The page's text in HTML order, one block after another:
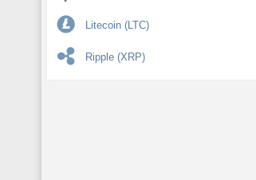
Litecoin (LTC)
Ripple (XRP)